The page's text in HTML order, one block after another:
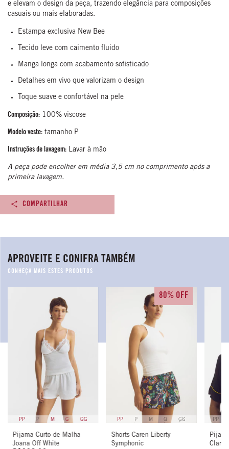
e elevam o design da peça, trazendo elegância para composições
casuais ou mais elaboradas.
Estampa exclusiva New Bee
Tecido leve com caimento fluido
Manga longa com acabamento sofisticado
Detalhes em vivo que valorizam o design
Toque suave e confortável na pele
Composição: 100% viscose
Modelo veste: tamanho P
Instruções de lavagem: Lavar à mão
A peça pode encolher em média 3,5 cm no comprimento após a
primeira lavagem.
COMPARTILHAR
APROVEITE E CONIFRA TAMBÉM
PP P M G GG
Pijama Curto de Malha
Joana Off White
PP P M G GG
Shorts Caren Liberty
Symphonic
80% OFF
PP
Clara